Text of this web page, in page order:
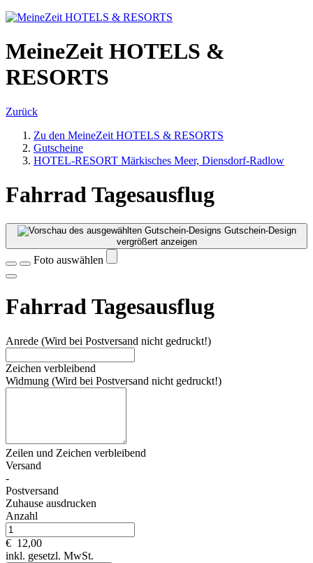
MeineZeit HOTELS &
RESORTS
Zurück
Zu den MeineZeit HOTELS & RESORTS
Gutscheine
HOTEL-RESORT Märkisches Meer, Diensdorf-Radlow
Fahrrad Tagesausflug
Gutschein-Design
vergrößert anzeigen
Foto auswählen
Fahrrad Tagesausflug
Anrede (Wird bei Postversand nicht gedruckt!)
Zeichen verbleibend
Widmung (Wird bei Postversand nicht gedruckt!)
Zeilen und Zeichen verbleibend
Versand
-
Postversand
Zuhause ausdrucken
Anzahl
€ 12,00
inkl. gesetzl. MwSt.